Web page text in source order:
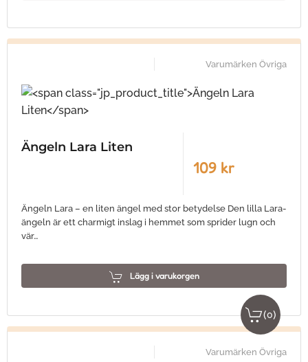
Varumärken Övriga
Ängeln Lara Liten
109 kr
Ängeln Lara – en liten ängel med stor betydelse Den lilla Lara-
ängeln är ett charmigt inslag i hemmet som sprider lugn och
vär…
Lägg i varukorgen
Varumärken Övriga
(0)